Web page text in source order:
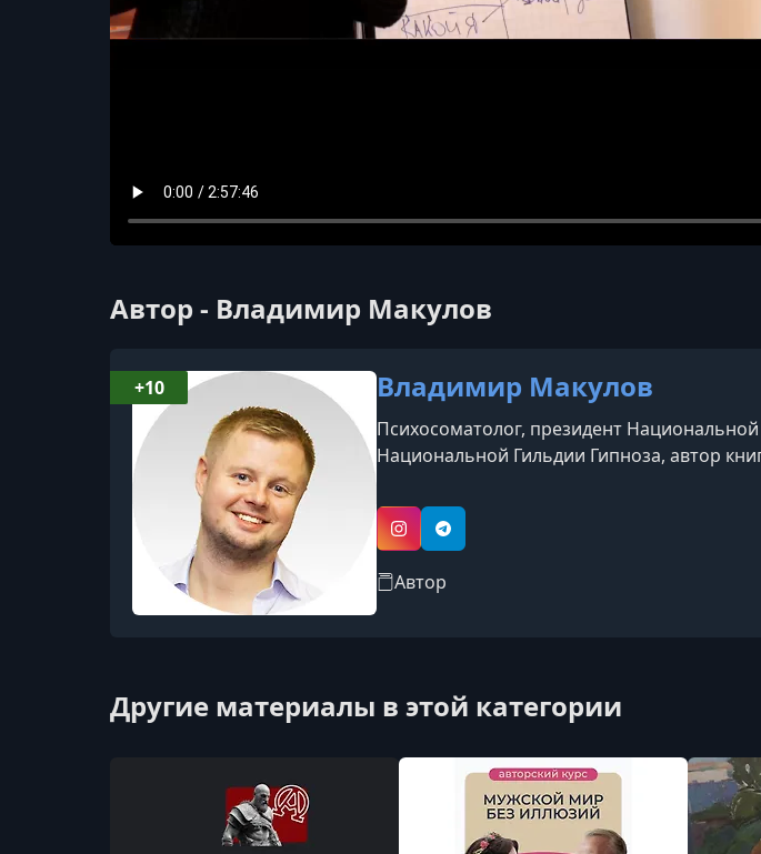
Автор - Владимир Макулов
Владимир Макулов
Психосоматолог, президент
Национальной Гильдии Гипноза, автор
InstagramTelegram
Автор
+10
Другие материалы в этой категории